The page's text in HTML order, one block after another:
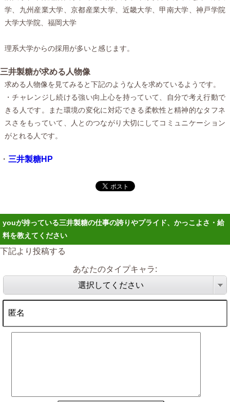
学、九州産業大学、京都産業大学、近畿大学、甲南大学、神戸学院
大学大学院、福岡大学
理系大学からの採用が多いと感じます。
三井製糖が求める人物像
求める人物像を見てみると下記のような人を求めているようです。
・チャレンジし続ける強い向上心を持っていて、自分で考え行動で
きる人です。また環境の変化に対応できる柔軟性と精神的なタフネ
スさをもっていて、人とのつながり大切にしてコミュニケーション
がとれる人です。
・ 三井製糖HP
youが持っている三井製糖の仕事の誇りやプライド、かっこよさ・給
料を教えてください
下記より投稿する
あなたのタイプキャラ:
選択してください